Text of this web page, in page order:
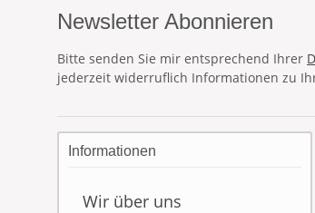
Newsletter Abonnieren
Bitte senden Sie mir entsprechend Ihrer
jederzeit widerruflich Informationen zu
Informationen
Wir über uns